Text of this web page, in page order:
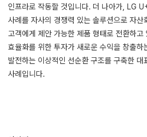
인프라로 작동할 것입니다. 더 나아가, LG
사례를 자사의 경쟁력 있는 솔루션으로 자산
고객에게 제안 가능한 제품 형태로 전환하고
효율화를 위한 투자가 새로운 수익을 창출하
발전하는 이상적인 선순환 구조를 구축한 대
사례입니다.